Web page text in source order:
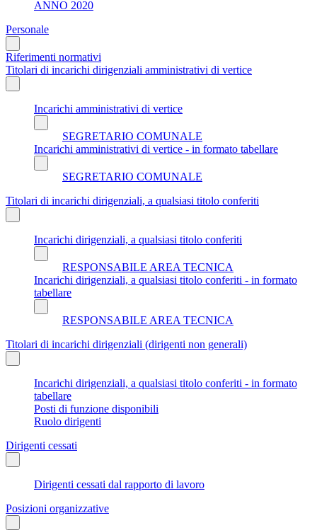
ANNO 2020
Personale
Riferimenti normativi
Titolari di incarichi dirigenziali amministrativi di vertice
Incarichi amministrativi di vertice
SEGRETARIO COMUNALE
Incarichi amministrativi di vertice - in formato tabellare
SEGRETARIO COMUNALE
Titolari di incarichi dirigenziali, a qualsiasi titolo conferiti
Incarichi dirigenziali, a qualsiasi titolo conferiti
RESPONSABILE AREA TECNICA
Incarichi dirigenziali, a qualsiasi titolo conferiti - in formato
tabellare
RESPONSABILE AREA TECNICA
Titolari di incarichi dirigenziali (dirigenti non generali)
Incarichi dirigenziali, a qualsiasi titolo conferiti - in formato
tabellare
Posti di funzione disponibili
Ruolo dirigenti
Dirigenti cessati
Dirigenti cessati dal rapporto di lavoro
Posizioni organizzative